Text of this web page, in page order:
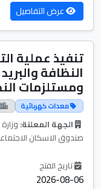
عرض التفاصيل
تنفيذ عملية
النظافة
ومستلزمات
معدات كهربائية
الجهة المعلنة:
صندوق الاسكان
تاريخ الفتح
2026-08-06